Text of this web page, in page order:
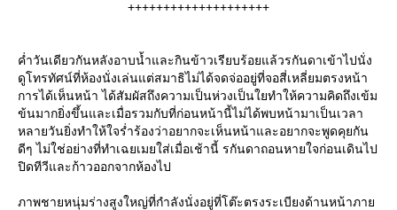
++++++++++++++++++++
ค่ำวันเดียวกันหลังอาบน้ำและกินข้าวเรียบร้อยแล้วรกันดาเข้าไปนั่ง
ดูโทรทัศน์ที่ห้องนั่งเล่นแต่สมาธิไม่ได้จดจ่ออยู่ที่จอสี่เหลี่ยมตรงหน้า
การได้เห็นหน้า ได้สัมผัสถึงความเป็นห่วงเป็นใยทำให้ความคิดถึงเข้ม
ข้นมากยิ่งขึ้นและเมื่อรวมกับที่ก่อนหน้านี้ไม่ได้พบหน้ามาเป็นเวลา
หลายวันยิ่งทำให้ใจร่ำร้องว่าอยากจะเห็นหน้าและอยากจะพูดคุยกัน
ดีๆ ไม่ใช่อย่างที่ทำเฉยเมยใส่เมื่อเช้านี้ รกันดาถอนหายใจก่อนเดินไป
ปิดทีวีและก้าวออกจากห้องไป
ภาพชายหนุ่มร่างสูงใหญ่ที่กำลังนั่งอยู่ที่โต๊ะตรงระเบียงด้านหน้าภาย